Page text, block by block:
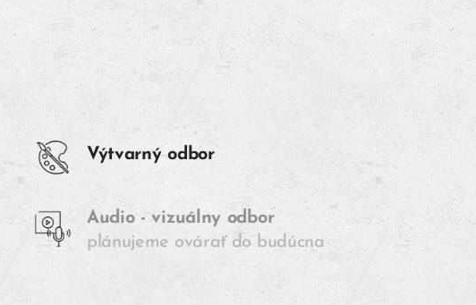
Výtvarný odbor
Audio - vizuálny odbor
plánujeme ovárať do budúcna